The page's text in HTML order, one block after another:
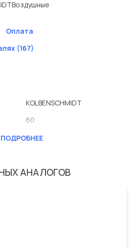
Воздушные
Оплата
(167)
KOLBENSCHMIDT
60
188
ПОДРОБНЕЕ
АНАЛОГОВ